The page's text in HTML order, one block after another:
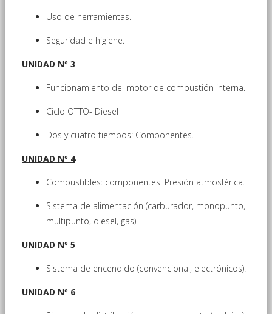
Uso de herramientas.
Seguridad e higiene.
UNIDAD Nº 3
Funcionamiento del motor de combustión interna.
Ciclo OTTO- Diesel
Dos y cuatro tiempos: Componentes.
UNIDAD Nº 4
Combustibles: componentes. Presión atmosférica.
Sistema de alimentación (carburador, monopunto,
multipunto, diesel, gas).
UNIDAD Nº 5
Sistema de encendido (convencional, electrónicos).
UNIDAD Nº 6